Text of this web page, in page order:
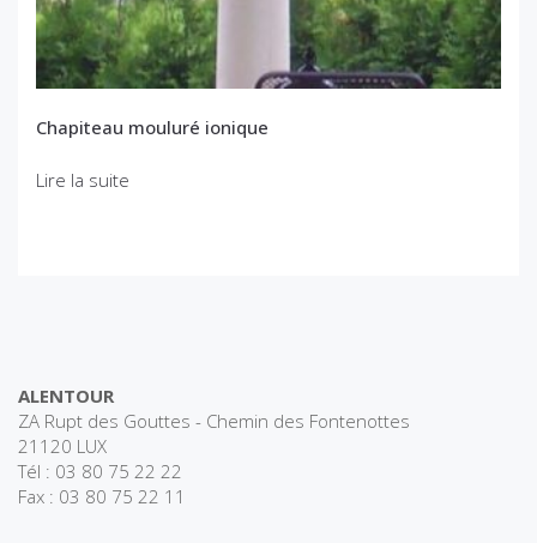
Chapiteau mouluré ionique
Lire la suite
ALENTOUR
ZA Rupt des Gouttes - Chemin des Fontenottes
21120 LUX
Tél : 03 80 75 22 22
Fax : 03 80 75 22 11